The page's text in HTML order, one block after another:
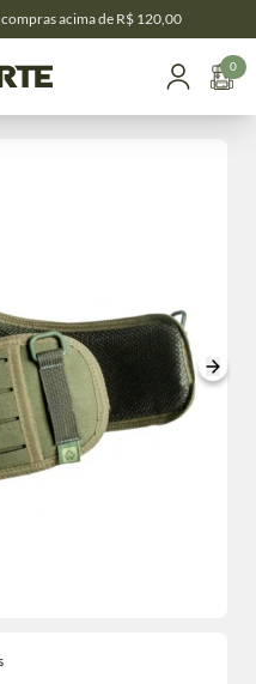
acima de R$ 120,00
0